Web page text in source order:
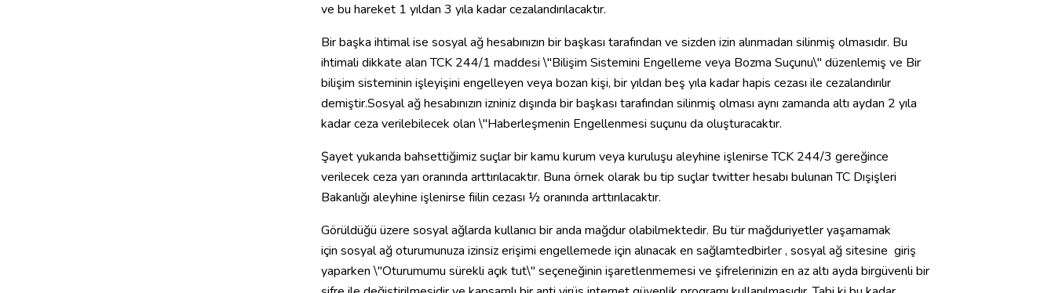
ve bu hareket 1 yıldan 3 yıla kadar cezalandırılacaktır.
Bir başka ihtimal ise sosyal ağ hesabınızın bir başkası tarafından ve sizden izin alınmadan silinmiş olmasıdır. Bu
ihtimali dikkate alan TCK 244/1 maddesi \"Bilişim Sistemini Engelleme veya Bozma Suçunu\" düzenlemiş ve Bir
bilişim sisteminin işleyişini engelleyen veya bozan kişi, bir yıldan beş yıla kadar hapis cezası ile cezalandırılır
demiştir.Sosyal ağ hesabınızın izniniz dışında bir başkası tarafından silinmiş olması aynı zamanda altı aydan 2 yıla
kadar ceza verilebilecek olan \"Haberleşmenin Engellenmesi suçunu da oluşturacaktır.
Şayet yukarıda bahsettiğimiz suçlar bir kamu kurum veya kuruluşu aleyhine işlenirse TCK 244/3 gereğince
verilecek ceza yarı oranında arttırılacaktır. Buna örnek olarak bu tip suçlar twitter hesabı bulunan TC Dışişleri
Bakanlığı aleyhine işlenirse fiilin cezası ½ oranında arttırılacaktır.
Görüldüğü üzere sosyal ağlarda kullanıcı bir anda mağdur olabilmektedir. Bu tür mağduriyetler yaşamamak
için sosyal ağ oturumunuza izinsiz erişimi engellemede için alınacak en sağlamtedbirler , sosyal ağ sitesine giriş
yaparken \"Oturumumu sürekli açık tut\" seçeneğinin işaretlenmemesi ve şifrelerinizin en az altı ayda birgüvenli bir